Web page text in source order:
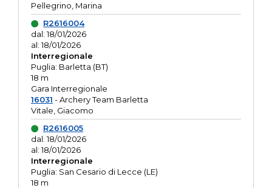
Pellegrino, Marina
R2616004
dal: 18/01/2026
al: 18/01/2026
Interregionale
Puglia: Barletta (BT)
18 m
Gara Interregionale
16031 - Archery Team Barletta
Vitale, Giacomo
R2616005
dal: 18/01/2026
al: 18/01/2026
Interregionale
Puglia: San Cesario di Lecce (LE)
18 m